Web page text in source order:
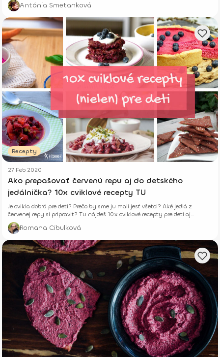
Antónia Smetanková
Recepty
27 Feb 2020
Ako prepašovať červenú repu aj do detského
jedálnička? 10x cviklové recepty TU
Je cvikla dobrá pre deti? Prečo by sme ju mali jesť všetci? Aké jedlá z
červenej repy si pripraviť? Tu nájdeš 10x cviklové recepty pre deti aj
dospelých
Romana Cibulková